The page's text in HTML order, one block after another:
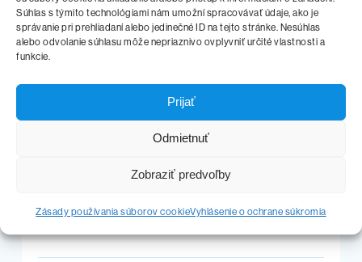
Súhlas s týmito technológiami nám umožní spracovávať údaje, ako je
správanie pri prehliadaní alebo jedinečné ID na tejto stránke. Nesúhlas
alebo odvolanie súhlasu môže nepriaznivo ovplyvniť určité vlastnosti a
funkcie.
Prijať
Odmietnuť
Zobraziť predvoľby
Zásady používania súborov cookieVyhlásenie o ochrane súkromia
Implementácia
Implementácia Centrálneho ekonomického systému
zabezpečujúceho centralizáciu informačných